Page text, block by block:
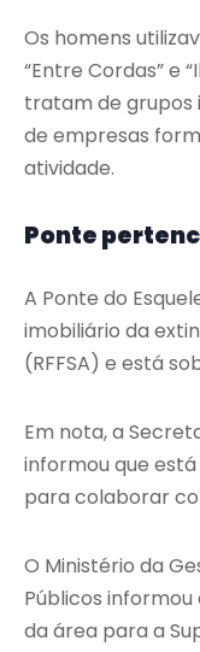
Os homens
“Entre Cordas” e
tratam de grupos
de empresas
atividade.
Ponte
A Ponte do
imobiliário da
(RFFSA) e está
Em nota, a
informou que
para colaborar
O Ministério da
Públicos
da área para a